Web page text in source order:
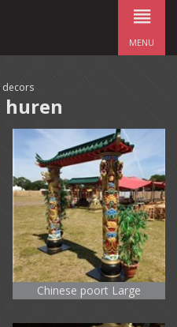
MENU
decors
huren
Chinese poort Large